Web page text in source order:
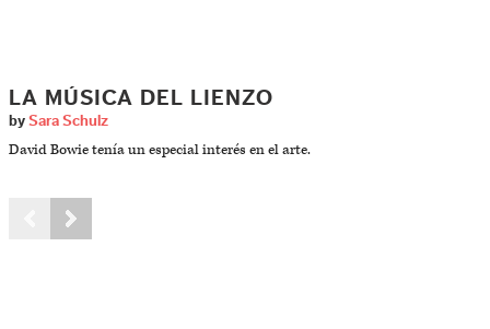
LA MÚSICA DEL LIENZO
by Sara Schulz
David Bowie tenía un especial interés en el arte.